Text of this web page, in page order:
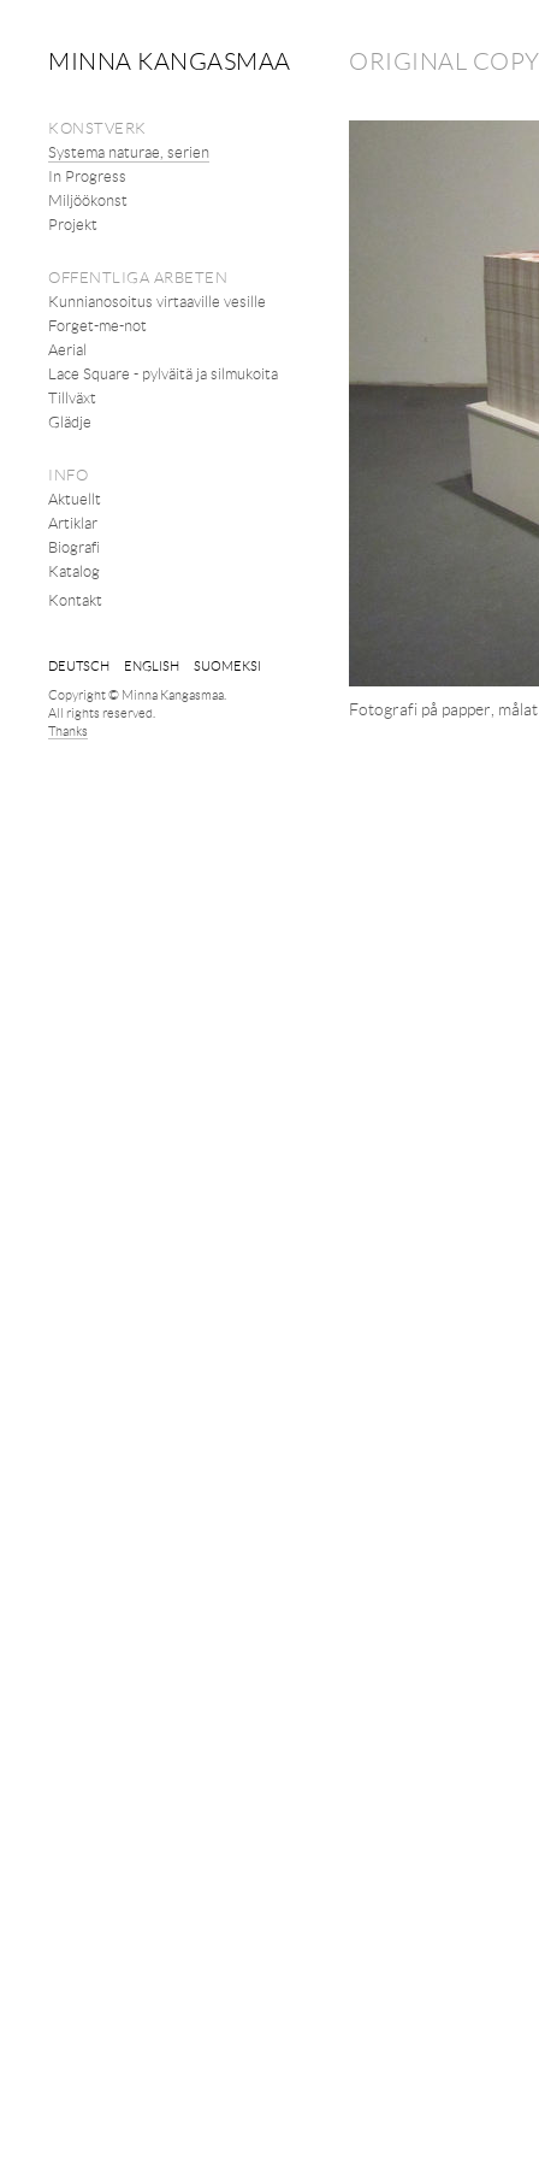
MINNA KANGASMAA
KONSTVERK
Systema naturae, serien
In Progress
Miljöökonst
Projekt
OFFENTLIGA ARBETEN
Kunnianosoitus virtaaville vesille
Forget-me-not
Aerial
Lace Square - pylväitä ja silmukoita
Tillväxt
Glädje
INFO
Aktuellt
Artiklar
Biografi
Katalog
Kontakt
DEUTSCH ENGLISH
SUOMEKSI
Copyright © Minna Kangasmaa.
All rights reserved.
Thanks
ORIGINAL COPY
Fotografi på papper,